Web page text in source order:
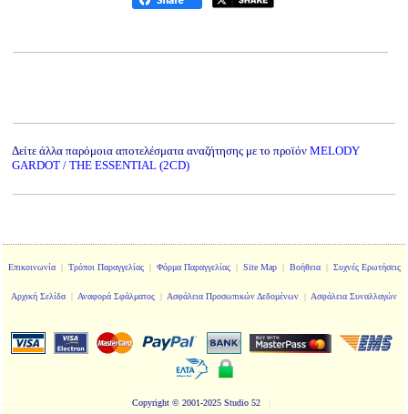
Δείτε άλλα παρόμοια αποτελέσματα αναζήτησης με το προϊόν MELODY
GARDOT / THE ESSENTIAL (2CD)
Επικοινωνία| Τρόποι Παραγγελίας| Φόρμα Παραγγελίας| Site Map| Βοήθεια| Συχνές Ερωτήσεις
Αρχική Σελίδα | Αναφορά Σφάλματος | Ασφάλεια Προσωπικών Δεδομένων | Ασφάλεια Συναλλαγών
Copyright © 2001-2025 Studio 52